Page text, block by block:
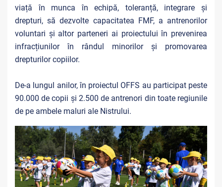
viață în munca în echipă, toleranță, integrare și
drepturi, să dezvolte capacitatea FMF, a antrenorilor
voluntari și altor parteneri ai proiectului în prevenirea
infracțiunilor în rândul minorilor și promovarea
drepturilor copiilor.
De-a lungul anilor, în proiectul OFFS au participat peste
90.000 de copii și 2.500 de antrenori din toate regiunile
de pe ambele maluri ale Nistrului.